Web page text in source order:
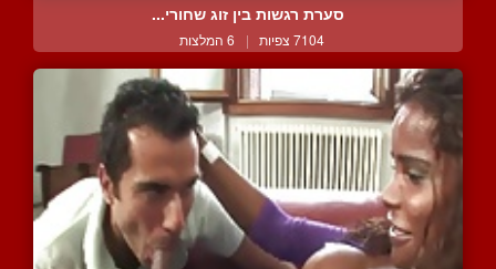
סערת רגשות בין זוג שחורי...
7104 צפיות | 6 המלצות